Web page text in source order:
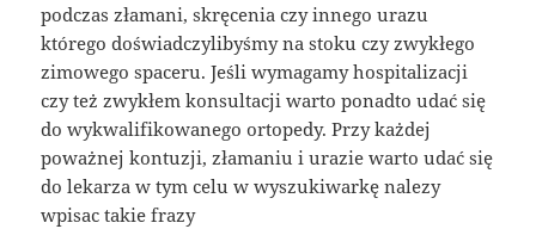
podczas złamani, skręcenia czy innego urazu
którego doświadczylibyśmy na stoku czy zwykłego
zimowego spaceru. Jeśli wymagamy hospitalizacji
czy też zwykłem konsultacji warto ponadto udać się
do wykwalifikowanego ortopedy. Przy każdej
poważnej kontuzji, złamaniu i urazie warto udać się
do lekarza w tym celu w wyszukiwarkę nalezy
wpisac takie frazy